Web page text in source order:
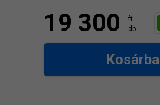
19 300
ft
db
Kosárba